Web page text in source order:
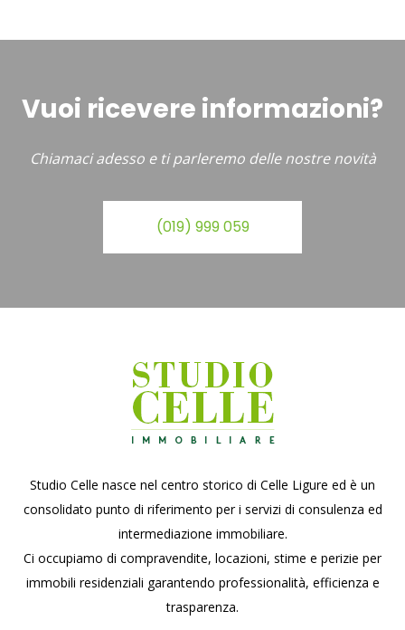
Vuoi ricevere informazioni?
Chiamaci adesso e ti parleremo delle nostre novità
(019) 999 059
Studio Celle nasce nel centro storico di Celle Ligure ed è un
consolidato punto di riferimento per i servizi di consulenza ed
intermediazione immobiliare.
Ci occupiamo di compravendite, locazioni, stime e perizie per
immobili residenziali garantendo professionalità, efficienza e
trasparenza.